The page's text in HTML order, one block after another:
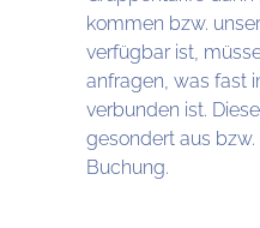
kommen bzw.
verfügbar ist,
anfragen, was fast
verbunden ist.
gesondert aus
Buchung.